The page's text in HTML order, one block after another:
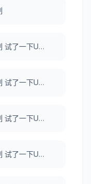
在国外怎么解除国内视频地区限制 试了一下UNBLOCKCN，真好用。
在国外怎么解除国内视频地区限制 试了一下UNBLOCKCN，真好用。
在国外怎么解除国内视频地区限制 试了一下UNBLOCKCN，真好用。
在国外怎么解除国内视频地区限制 试了一下UNBLOCKCN，真好用。